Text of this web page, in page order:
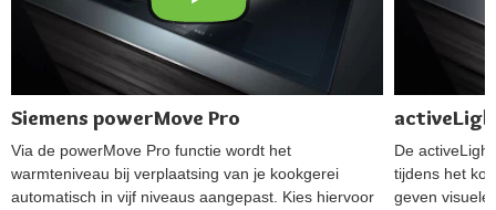
Siemens powerMove Pro
Via de powerMove Pro functie wordt het
warmteniveau bij verplaatsing van je kookgerei
automatisch in vijf niveaus aangepast. Kies hiervoor
De
tijdens het
geven visuele